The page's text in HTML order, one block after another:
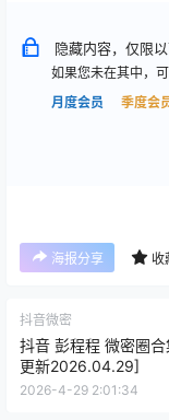
隐藏内容，仅限
如果您未在其中，
月度会员
季度会
海报分享 收
抖音微密
抖音 彭程程 微密圈
更新2026.04.29]
2026-4-29 2:01:34